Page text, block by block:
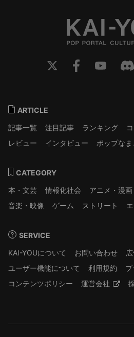
ARTICLE
記事一覧
注目記事 ランキング
レビュー
インタビュー ポップな
CATEGORY
本・文芸
情報化社会 アニメ・漫画
音楽・映像
ゲーム ストリート
SERVICE
KAI-YOUについて
お問い合わせ
ユーザー機能について
利用規約
コンテンツポリシー
運営会社